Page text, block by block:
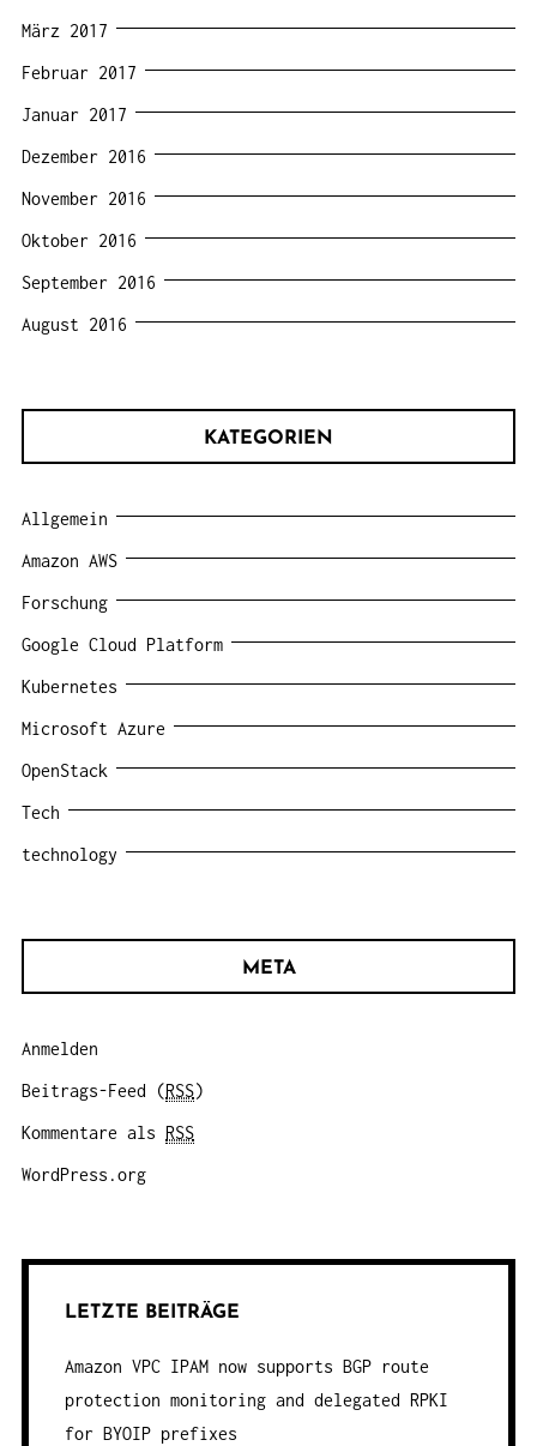
März 2017
Februar 2017
Januar 2017
Dezember 2016
November 2016
Oktober 2016
September 2016
August 2016
KATEGORIEN
Allgemein
Amazon AWS
Forschung
Google Cloud Platform
Kubernetes
Microsoft Azure
OpenStack
Tech
technology
META
Anmelden
Beitrags-Feed (RSS)
Kommentare als RSS
WordPress.org
LETZTE BEITRÄGE
Amazon VPC IPAM now supports BGP route
protection monitoring and delegated RPKI
for BYOIP prefixes